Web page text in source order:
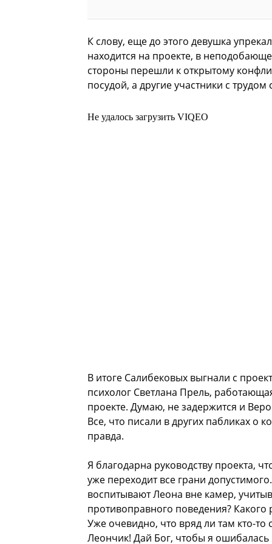
К слову, еще до этого девушка
находится на проекте, в
стороны перешли к открытому
посудой, а другие участники с трудом
Не удалось загрузить VIQEO
В итоге Салибековых выгнали с
психолог Светлана Прель,
проекте. Думаю, не задержится и
Все, что писали в других пабликах о
правда.
Я благодарна руководству проекта,
уже переходит все грани
воспитывают Леона вне камер,
противоправного поведения?
Уже очевидно, что вряд ли там кто-
Леончик! Дай Бог, чтобы я ошибалась